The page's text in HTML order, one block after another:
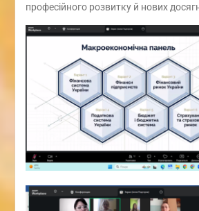
професійного розвитку й нових